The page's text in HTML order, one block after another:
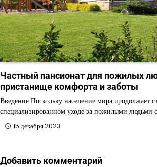
Частный пансионат для пожилых
пристанище комфорта и заботы
Введение Поскольку население мира продолжает
специализированном уходе за пожилыми людьми
15 декабря 2023
Добавить комментарий